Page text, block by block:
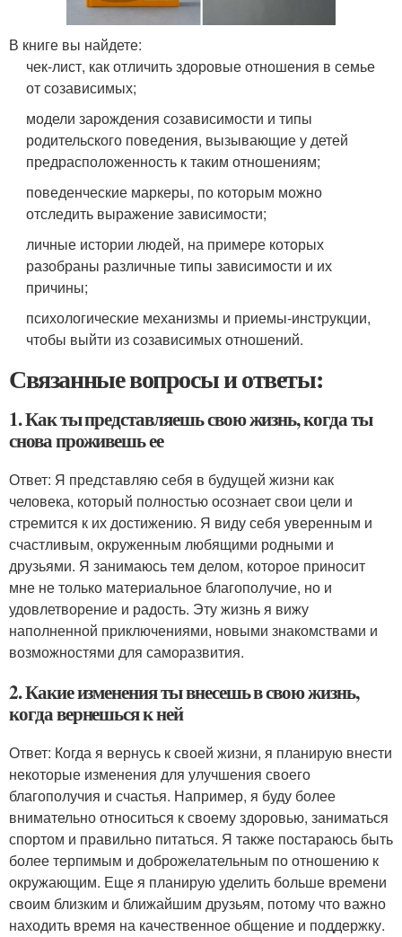
В книге вы найдете:
чек-лист, как отличить здоровые отношения в семье
от созависимых;
модели зарождения созависимости и типы
родительского поведения, вызывающие у детей
предрасположенность к таким отношениям;
поведенческие маркеры, по которым можно
отследить выражение зависимости;
личные истории людей, на примере которых
разобраны различные типы зависимости и их
причины;
психологические механизмы и приемы-инструкции,
чтобы выйти из созависимых отношений.
Связанные вопросы и ответы:
1. Как ты представляешь свою жизнь, когда ты
снова проживешь ее
Ответ: Я представляю себя в будущей жизни как
человека, который полностью осознает свои цели и
стремится к их достижению. Я виду себя уверенным и
счастливым, окруженным любящими родными и
друзьями. Я занимаюсь тем делом, которое приносит
мне не только материальное благополучие, но и
удовлетворение и радость. Эту жизнь я вижу
наполненной приключениями, новыми знакомствами и
возможностями для саморазвития.
2. Какие изменения ты внесешь в свою жизнь,
когда вернешься к ней
Ответ: Когда я вернусь к своей жизни, я планирую внести
некоторые изменения для улучшения своего
благополучия и счастья. Например, я буду более
внимательно относиться к своему здоровью, заниматься
спортом и правильно питаться. Я также постараюсь быть
более терпимым и доброжелательным по отношению к
окружающим. Еще я планирую уделить больше времени
своим близким и ближайшим друзьям, потому что важно
находить время на качественное общение и поддержку.